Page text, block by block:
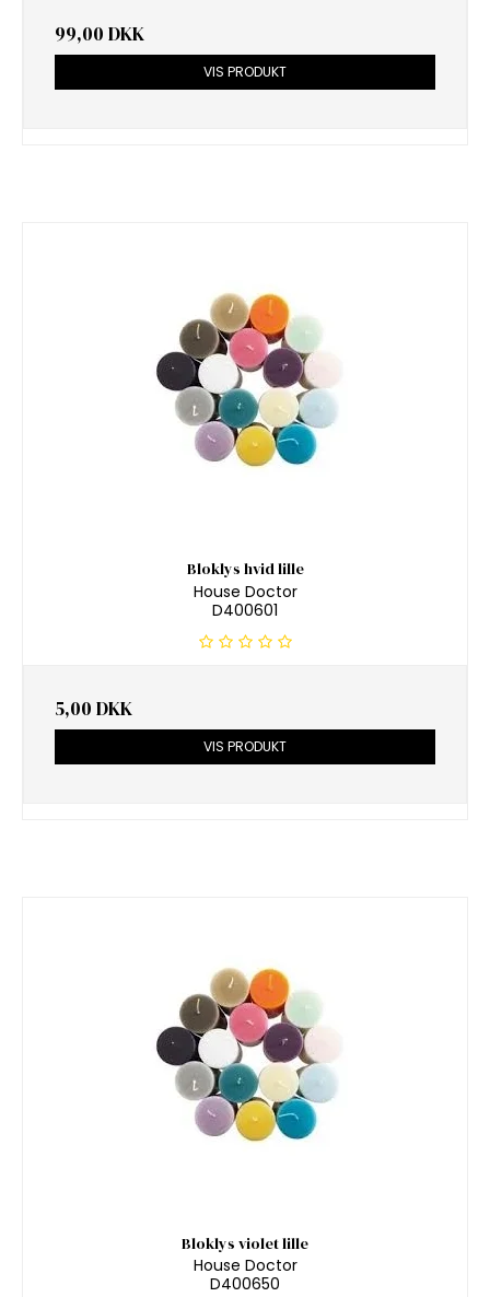
99,00 DKK
VIS PRODUKT
Bloklys hvid lille
House Doctor
D400601
5,00 DKK
VIS PRODUKT
Bloklys violet lille
House Doctor
D400650